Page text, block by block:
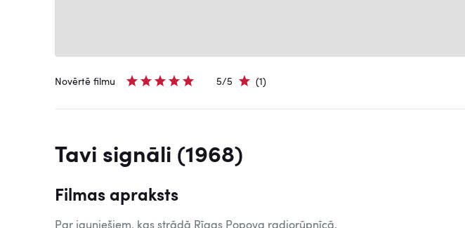
Novērtē filmu 5/5 (1)
Tavi signāli (1968)
Filmas apraksts